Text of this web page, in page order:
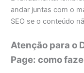
andar juntas com o
SEO se o conteúdo
Atenção para o
Page: como